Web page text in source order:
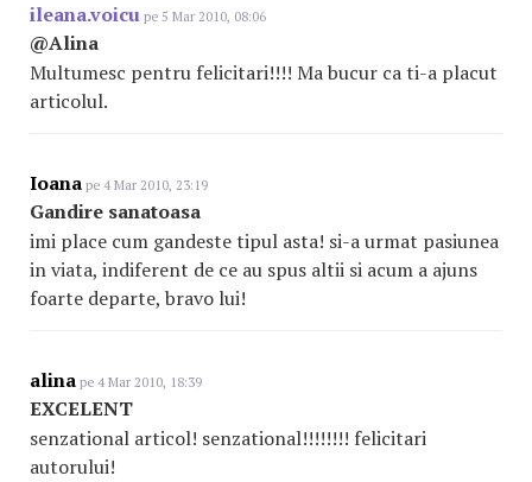
ileana.voicu pe 5 Mar 2010, 08:06
@Alina
Multumesc pentru felicitari!!!! Ma bucur ca ti-a placut
articolul.
Ioana pe 4 Mar 2010, 23:19
Gandire sanatoasa
imi place cum gandeste tipul asta! si-a urmat pasiunea
in viata, indiferent de ce au spus altii si acum a ajuns
foarte departe, bravo lui!
alina pe 4 Mar 2010, 18:39
EXCELENT
senzational articol! senzational!!!!!!!! felicitari
autorului!